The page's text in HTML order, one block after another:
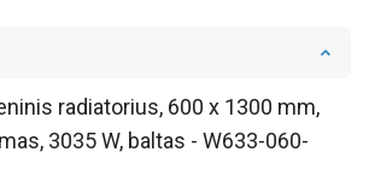
radiatorius, 600 x 1300 mm,
3035 W, baltas - W633-060-